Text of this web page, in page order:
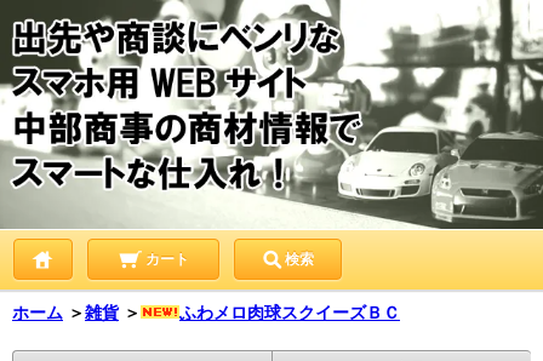
カート 検索
ホーム ＞雑貨 ＞ ふわメロ肉球スクイーズＢＣ